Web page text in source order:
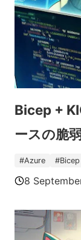
Bicep +
ースの脆
#Azure #Bicep
8